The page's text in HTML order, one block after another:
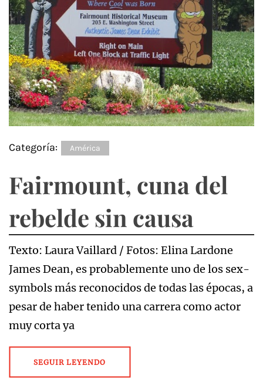
Categoría: América
Fairmount, cuna del
rebelde sin causa
Texto: Laura Vaillard / Fotos: Elina Lardone
James Dean, es probablemente uno de los sex-
symbols más reconocidos de todas las épocas, a
pesar de haber tenido una carrera como actor
muy corta ya
SEGUIR LEYENDO